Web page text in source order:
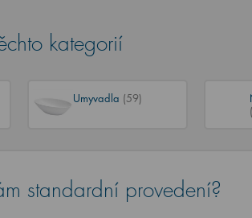
kategorií
Umyvadla (59)
standardní provedení?